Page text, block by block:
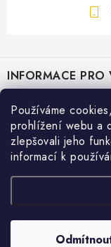
Používáme
prohlížení webu a
zlepšovali jeho
informací k
pINFORMACE PRO
KONTAKTY
POŠTOVNÉ A
KONFIGURÁTOR
OBCHODNÍ
PRODEJNY
Prodejna Brno -
Prodejna Praha -
Prodejna Ústí n. Labem
Konfigurátor
Konfigurátor
Copyright